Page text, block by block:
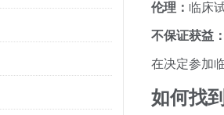
伦理： 临床
不保证获益
在决定参加
如何找